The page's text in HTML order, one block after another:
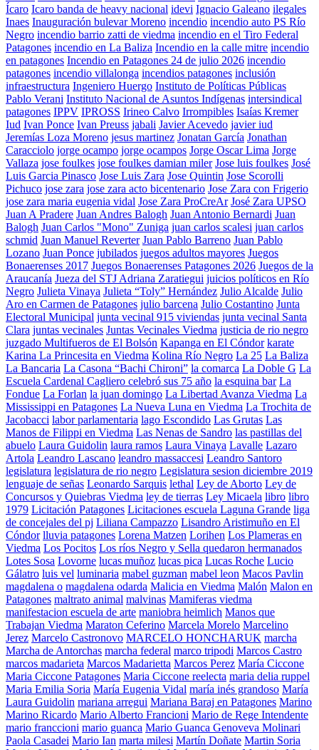
Ícaro Icaro banda de heavy nacional idevi Ignacio Galeano ilegales
Inaes Inauguración bulevar Moreno incendio incendio auto PS Río
Negro incendio barrio zatti de viedma incendio en el Tiro Federal
Patagones incendio en La Baliza Incendio en la calle mitre incendio
en patagones Incendio en Patagones 24 de julio 2026 incendio
patagones incendio villalonga incendios patagones inclusión
infraestructura Ingeniero Huergo Instituto de Políticas Públicas
Pablo Verani Instituto Nacional de Asuntos Indígenas intersindical
patagones IPPV IPROSS Irineo Calvo Irrompibles Isaías Kremer
Iud Ivan Ponce Ivan Preuss jabali Javier Acevedo javier iud
Jeremías Loza Moreno jesus martinez Jonatan García Jonathan
Caracciolo jorge ocampo jorge ocampos Jorge Oscar Lima Jorge
Vallaza jose foulkes jose foulkes damian miler Jose luis foulkes José
Luis Garcia Pinasco Jose Luis Zara Jose Quintin Jose Scorolli
Pichuco jose zara jose zara acto bicentenario Jose Zara con Frigerio
jose zara maria eugenia vidal Jose Zara ProCreAr José Zara UPSO
Juan A Pradere Juan Andres Balogh Juan Antonio Bernardi Juan
Balogh Juan Carlos "Mono" Zuniga juan carlos scalesi juan carlos
schmid Juan Manuel Reverter Juan Pablo Barreno Juan Pablo
Lozano Juan Ponce jubilados juegos adultos mayores Juegos
Bonaerenses 2017 Juegos Bonaerenses Patagones 2026 Juegos de la
Araucanía Jueza del STJ Adriana Zaratiegui juicios políticos en Río
Negro Julieta Vinaya Julieta “Toly” Hernández Julio Alcalde Julio
Aro en Carmen de Patagones julio barcena Julio Costantino Junta
Electoral Municipal junta vecinal 915 viviendas junta vecinal Santa
Clara juntas vecinales Juntas Vecinales Viedma justicia de rio negro
juzgado Multifueros de El Bolsón Kapanga en El Cóndor karate
Karina La Princesita en Viedma Kolina Río Negro La 25 La Baliza
La Bancaria La Casona “Bachi Chironi” la comarca La Doble G La
Escuela Cardenal Cagliero celebró sus 75 año la esquina bar La
Fondue La Forlan la juan domingo La Libertad Avanza Viedma La
Mississippi en Patagones La Nueva Luna en Viedma La Trochita de
Jacobacci labor parlamentaria lago Escondido Las Grutas Las
Manos de Filippi en Viedma Las Nenas de Sandro las pastillas del
abuelo Laura Guidolin laura ramos Laura Vinaya Lavalle Lazaro
Artola Leandro Lascano leandro massaccesi Leandro Santoro
legislatura legislatura de rio negro Legislatura sesion diciembre 2019
lenguaje de señas Leonardo Sarquis lethal Ley de Aborto Ley de
Concursos y Quiebras Viedma ley de tierras Ley Micaela libro libro
1979 Licitación Patagones Licitaciones escuela Laguna Grande liga
de concejales del pj Liliana Campazzo Lisandro Aristimuño en El
Cóndor lluvia patagones Lorena Matzen Lorihen Los Plameras en
Viedma Los Pocitos Los ríos Negro y Sella quedaron hermanados
Lotes Sosa Lovorne lucas muñoz lucas pica Lucas Roche Lucio
Gálatro luis vel luminaria mabel guzman mabel leon Macos Pavlin
magdalena o magdalena odarda Malicia en Viedma Malón Malon en
Patagones maltrato animal malvinas Mamiferas viedma
manifestacion escuela de arte maniobra heimlich Manos que
Trabajan Viedma Maraton Ceferino Marcela Morelo Marcelino
Jerez Marcelo Castronovo MARCELO HONCHARUK marcha
Marcha de Antorchas marcha federal marco tripodi Marcos Castro
marcos madarieta Marcos Madarietta Marcos Perez María Ciccone
Maria Ciccone Patagones Maria Ciccone reelecta maria delia ruppel
Maria Emilia Soria María Eugenia Vidal maría inés grandoso María
Laura Guidolin mariana arregui Mariana Baraj en Patagones Marino
Marino Ricardo Mario Alberto Francioni Mario de Rege Intendente
mario franccioni mario guanca Mario Guanca Genoveva Molinari
Paola Casadei Mario Ian marta milesi Martín Doñate Martin Soria